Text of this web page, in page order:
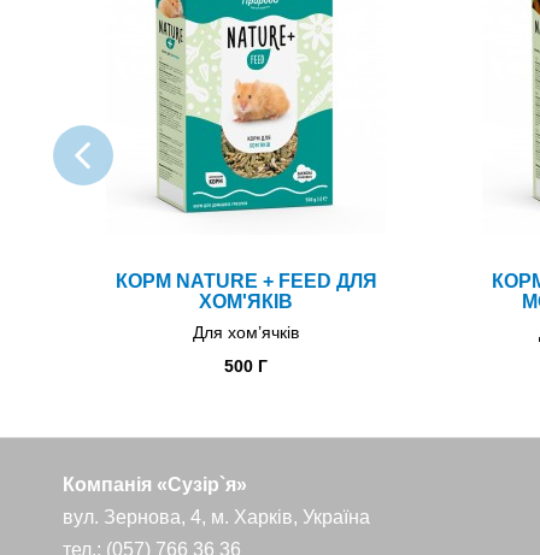
КОРМ NATURE + FEED ДЛЯ
ХОМ'ЯКІВ
Для хом’ячків
500 Г
Компанія «Сузір`я»
вул. Зернова, 4, м. Харків, Україна
тел.: (057) 766 36 36